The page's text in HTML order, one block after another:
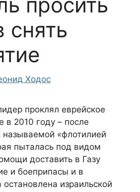
снять
Ходос
проклял еврейское
в 2010 году – после
называемой «флотилией
пыталась под видом
доставить в Газу
и боеприпасы и в
остановлена израильской